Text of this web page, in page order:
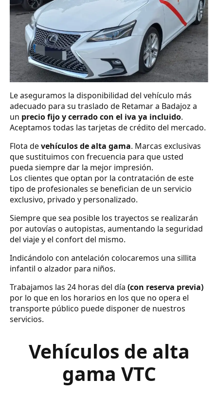
Le aseguramos la disponibilidad del vehículo más
adecuado para su traslado de Retamar a Badajoz a
un precio fijo y cerrado con el iva ya incluido.
Aceptamos todas las tarjetas de crédito del mercado.
Flota devehículos de alta gama. Marcas exclusivas
que sustituimos con frecuencia para que usted
pueda siempre dar la mejor impresión.
Los clientes que optan por la contratación de este
tipo de profesionales se benefician de un servicio
exclusivo, privado y personalizado.
Siempre que sea posible los trayectos se realizarán
por autovías o autopistas, aumentando la seguridad
del viaje y el confort del mismo.
Indicándolo con antelación colocaremos una sillita
infantil o alzador para niños.
Trabajamos las 24 horas del día (con reserva previa)
por lo que en los horarios en los que no opera el
transporte público puede disponer de nuestros
servicios.
Vehículos de alta
gama VTC